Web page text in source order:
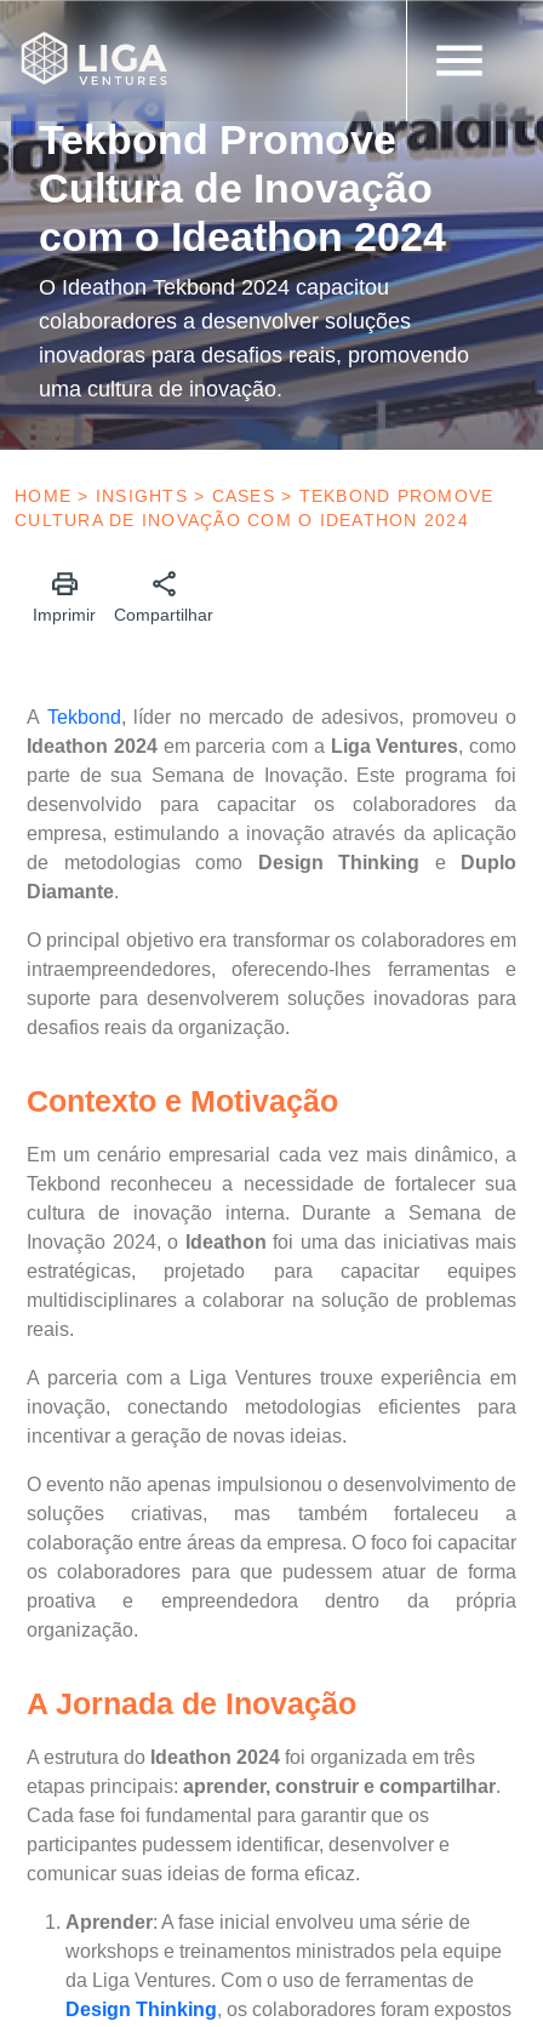
16 de outubro de 2024
Cases
Tekbond Promove
Cultura de Inovação
com o Ideathon 2024
O Ideathon Tekbond 2024 capacitou
colaboradores a desenvolver soluções
inovadoras para desafios reais, promovendo
uma cultura de inovação.
HOME > INSIGHTS > CASES > TEKBOND PROMOVE
CULTURA DE INOVAÇÃO COM O IDEATHON 2024
Imprimir Compartilhar
A Tekbond, líder no mercado de adesivos, promoveu o
Ideathon 2024em parceria com a Liga Ventures, como
parte de sua Semana de Inovação. Este programa foi
desenvolvido para capacitar os colaboradores da
empresa, estimulando a inovação através da aplicação
de metodologias como
Design Thinking e
Duplo
Diamante.
O principal objetivo era transformar os colaboradores em
intraempreendedores, oferecendo-lhes ferramentas e
suporte para desenvolverem soluções inovadoras para
desafios reais da organização.
Contexto e Motivação
Em um cenário empresarial cada vez mais dinâmico, a
Tekbond reconheceu a necessidade de fortalecer sua
cultura de inovação interna. Durante a Semana de
Inovação 2024, o Ideathon foi uma das iniciativas mais
estratégicas, projetado para capacitar equipes
multidisciplinares a colaborar na solução de problemas
reais.
A parceria com a Liga Ventures trouxe experiência em
inovação, conectando metodologias eficientes para
incentivar a geração de novas ideias.
O evento não apenas impulsionou o desenvolvimento de
soluções criativas, mas também fortaleceu a
colaboração entre áreas da empresa. O foco foi capacitar
os colaboradores para que pudessem atuar de forma
proativa e empreendedora dentro da própria
organização.
A Jornada de Inovação
A estrutura do Ideathon 2024 foi organizada em três
etapas principais: aprender, construir e compartilhar.
Cada fase foi fundamental para garantir que os
participantes pudessem identificar, desenvolver e
comunicar suas ideias de forma eficaz.
Aprender: A fase inicial envolveu uma série de
workshops e treinamentos ministrados pela equipe
da Liga Ventures. Com o uso de ferramentas de
Design Thinking, os colaboradores foram expostos